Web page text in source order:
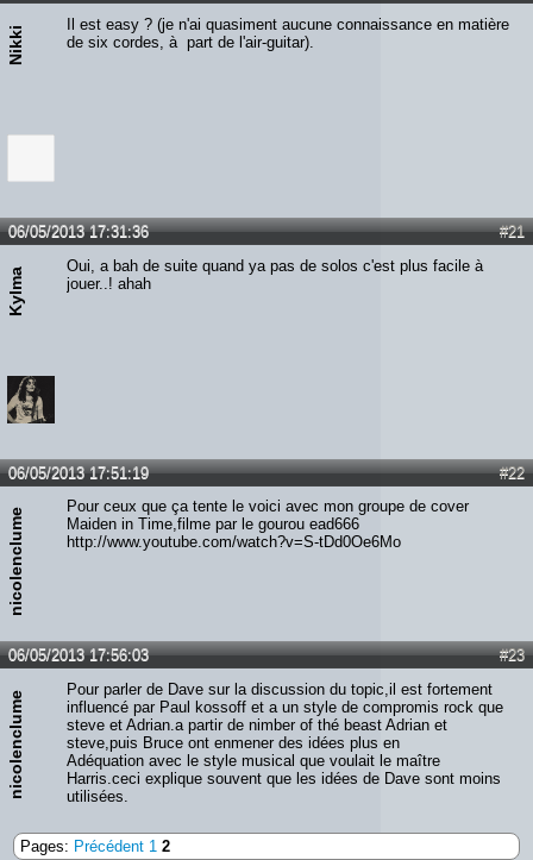
Nikki
Il est easy ? (je n'ai quasiment aucune connaissance en matière
de six cordes, à part de l'air-guitar).
#21
06/05/2013 17:31:36
Kylma
Oui, a bah de suite quand ya pas de solos c'est plus facile à
jouer..! ahah
#22
06/05/2013 17:51:19
nicolenclume
Pour ceux que ça tente le voici avec mon groupe de cover
Maiden in Time,filme par le gourou ead666
http://www.youtube.com/watch?v=S-tDd0Oe6Mo
#23
06/05/2013 17:56:03
nicolenclume
Pour parler de Dave sur la discussion du topic,il est fortement
influencé par Paul kossoff et a un style de compromis rock que
steve et Adrian.a partir de nimber of thé beast Adrian et
steve,puis Bruce ont enmener des idées plus en
Adéquation avec le style musical que voulait le maître
Harris.ceci explique souvent que les idées de Dave sont moins
utilisées.
Pages: Précédent 1 2